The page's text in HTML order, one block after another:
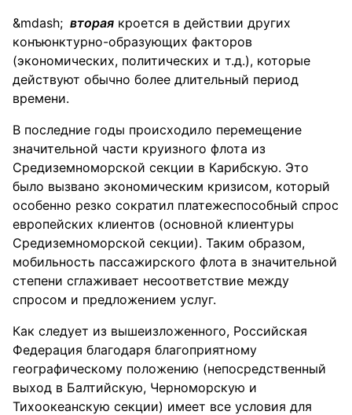
вторая кроется в действии других
конъюнктурно-образующих факторов
(экономических, политических и т.д.), которые
действуют обычно более длительный период
времени.
В последние годы происходило перемещение
значительной части круизного флота из
Средиземноморской секции в Карибскую. Это
было вызвано экономическим кризисом, который
особенно резко сократил платежеспособный спрос
европейских клиентов (основной клиентуры
Средиземноморской секции). Таким образом,
мобильность пассажирского флота в значительной
степени сглаживает несоответствие между
спросом и предложением услуг.
Как следует из вышеизложенного, Российская
Федерация благодаря благоприятному
географическому положению (непосредственный
выход в Балтийскую, Черноморскую и
Тихоокеанскую секции) имеет все условия для